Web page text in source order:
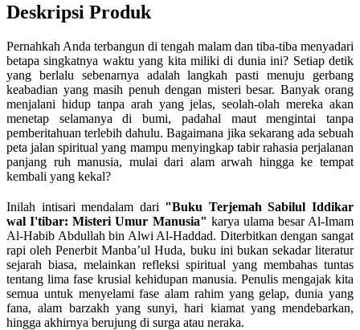
Deskripsi Produk
Pernahkah Anda terbangun di tengah malam dan tiba-tiba menyadari
betapa singkatnya waktu yang kita miliki di dunia ini? Setiap detik
yang berlalu sebenarnya adalah langkah pasti menuju gerbang
keabadian yang masih penuh dengan misteri besar. Banyak orang
menjalani hidup tanpa arah yang jelas, seolah-olah mereka akan
menetap selamanya di bumi, padahal maut mengintai tanpa
pemberitahuan terlebih dahulu. Bagaimana jika sekarang ada sebuah
peta jalan spiritual yang mampu menyingkap tabir rahasia perjalanan
panjang ruh manusia, mulai dari alam arwah hingga ke tempat
kembali yang kekal?
Inilah intisari mendalam dari "Buku Terjemah Sabilul Iddikar
wal I'tibar: Misteri Umur Manusia" karya ulama besar Al-Imam
Al-Habib Abdullah bin Alwi Al-Haddad. Diterbitkan dengan sangat
rapi oleh Penerbit Manba’ul Huda, buku ini bukan sekadar literatur
sejarah biasa, melainkan refleksi spiritual yang membahas tuntas
tentang lima fase krusial kehidupan manusia. Penulis mengajak kita
semua untuk menyelami fase alam rahim yang gelap, dunia yang
fana, alam barzakh yang sunyi, hari kiamat yang mendebarkan,
hingga akhirnya berujung di surga atau neraka.